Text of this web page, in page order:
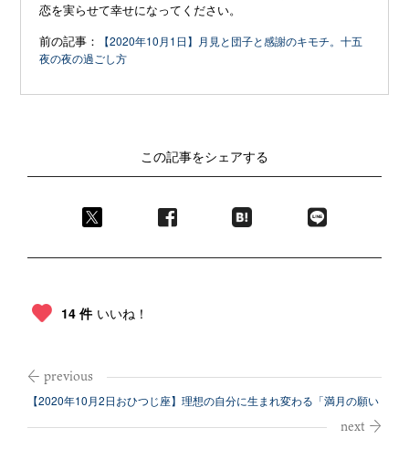
恋を実らせて幸せになってください。
前の記事：
【2020年10月1日】月見と団子と感謝のキモチ。十五
夜の夜の過ごし方
この記事をシェアする
14 件 いいね！
【2020年10月2日おひつじ座】理想の自分に生まれ変わる「満月の願い